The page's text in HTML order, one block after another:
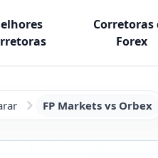
Corretoras
Forex
FP Markets vs Orbex